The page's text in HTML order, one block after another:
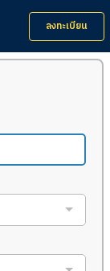
ลงทะเบียน